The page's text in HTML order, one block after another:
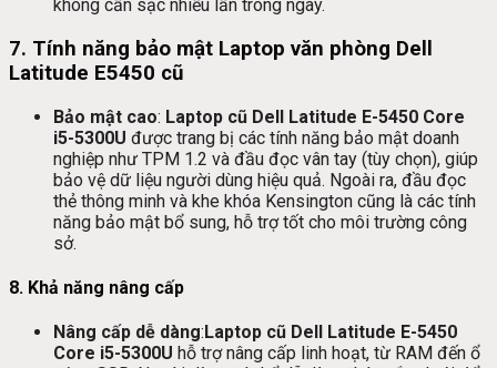
không cần sạc nhiều lần trong ngày.
7. Tính năng bảo mật Laptop văn phòng Dell
Latitude E5450 cũ
Bảo mật cao: Laptop cũ Dell Latitude E-5450 Core
i5-5300U được trang bị các tính năng bảo mật doanh
nghiệp như TPM 1.2 và đầu đọc vân tay (tùy chọn), giúp
bảo vệ dữ liệu người dùng hiệu quả. Ngoài ra, đầu đọc
thẻ thông minh và khe khóa Kensington cũng là các tính
năng bảo mật bổ sung, hỗ trợ tốt cho môi trường công
sở.
8. Khả năng nâng cấp
Nâng cấp dễ dàng: Laptop cũ Dell Latitude E-5450
Core i5-5300U hỗ trợ nâng cấp linh hoạt, từ RAM đến ổ